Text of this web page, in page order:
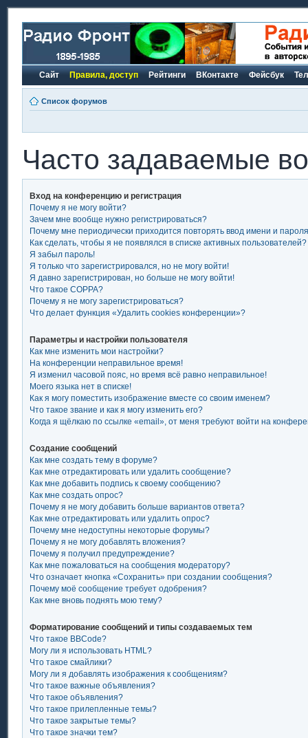
Сайт Правила, доступ Рейтинги ВКонтакте Фейсбук
Список форумов
Часто задаваемые
Вход на конференцию и регистрация
Почему я не могу войти?
Зачем мне вообще нужно регистрироваться?
Почему мне периодически приходится повторять ввод имени и
Как сделать, чтобы я не появлялся в списке активных пользователей?
Я забыл пароль!
Я только что зарегистрировался, но не могу войти!
Я давно зарегистрирован, но больше не могу войти!
Что такое COPPA?
Почему я не могу зарегистрироваться?
Что делает функция «Удалить cookies конференции»?
Параметры и настройки пользователя
Как мне изменить мои настройки?
На конференции неправильное время!
Я изменил часовой пояс, но время всё равно неправильное!
Моего языка нет в списке!
Как я могу поместить изображение вместе со своим именем?
Что такое звание и как я могу изменить его?
Когда я щёлкаю по ссылке «email», от меня требуют войти на
Создание сообщений
Как мне создать тему в форуме?
Как мне отредактировать или удалить сообщение?
Как мне добавить подпись к своему сообщению?
Как мне создать опрос?
Почему я не могу добавить больше вариантов ответа?
Как мне отредактировать или удалить опрос?
Почему мне недоступны некоторые форумы?
Почему я не могу добавлять вложения?
Почему я получил предупреждение?
Как мне пожаловаться на сообщения модератору?
Что означает кнопка «Сохранить» при создании сообщения?
Почему моё сообщение требует одобрения?
Как мне вновь поднять мою тему?
Форматирование сообщений и типы создаваемых тем
Что такое BBCode?
Могу ли я использовать HTML?
Что такое смайлики?
Могу ли я добавлять изображения к сообщениям?
Что такое важные объявления?
Что такое объявления?
Что такое прилепленные темы?
Что такое закрытые темы?
Что такое значки тем?